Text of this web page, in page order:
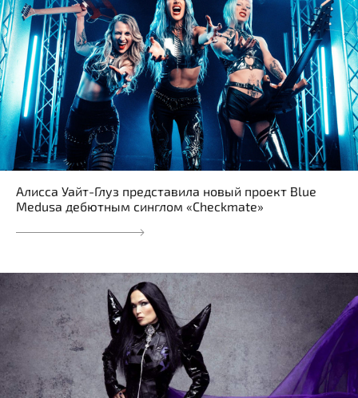
Алисса Уайт-Глуз представила новый проект Blue
Medusa дебютным синглом «Checkmate»